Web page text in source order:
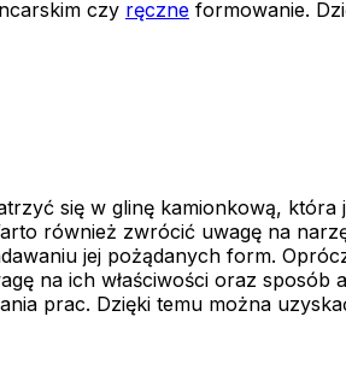
czy ręczne formowanie.
się w glinę kamionkową, która
również zwrócić uwagę na
jej pożądanych form.
na ich właściwości oraz sposób
prac. Dzięki temu można